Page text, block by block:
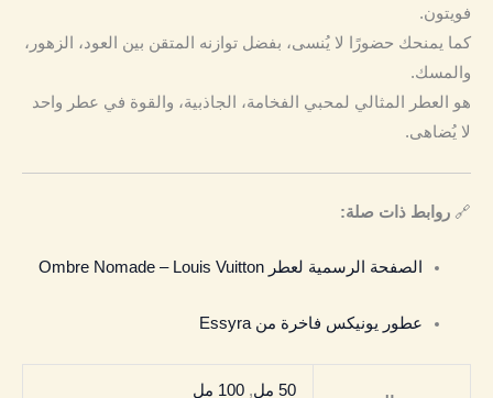
فويتون.
كما يمنحك حضورًا لا يُنسى، بفضل توازنه المتقن بين العود، الزهور،
والمسك.
هو العطر المثالي لمحبي الفخامة، الجاذبية، والقوة في عطر واحد
لا يُضاهى.
🔗 روابط ذات صلة:
الصفحة الرسمية لعطر Ombre Nomade – Louis Vuitton
عطور يونيكس فاخرة من Essyra
50 مل , 100 مل